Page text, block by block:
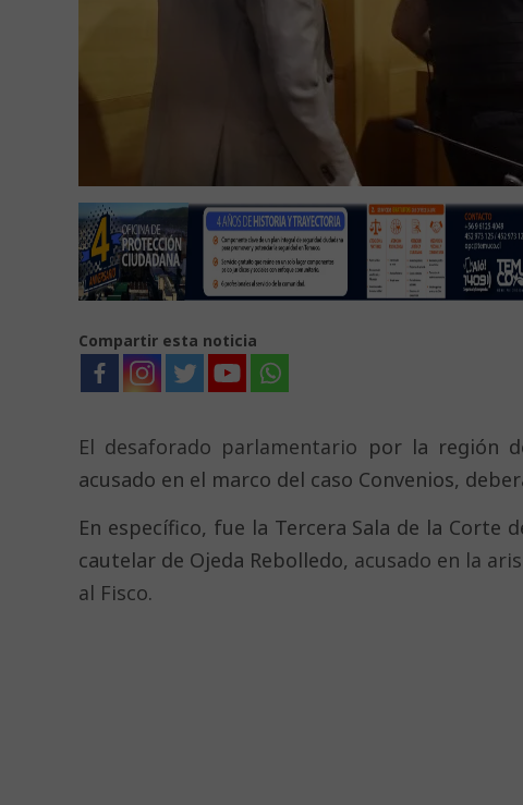
Compartir esta noticia
El desaforado parlamentario por la región
acusado en el marco del caso Convenios,
En específico, fue la Tercera Sala de la Corte
cautelar de Ojeda Rebolledo, acusado en la
al Fisco.